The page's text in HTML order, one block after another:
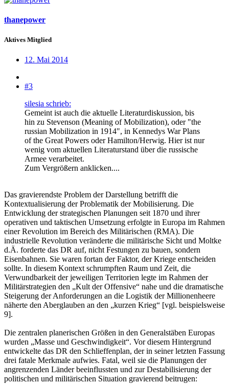
thanepower
Aktives Mitglied
12. Mai 2014
#3
silesia schrieb:
Gemeint ist auch die aktuelle Literaturdiskussion, bis
hin zu Stevenson (Meaning of Mobilization), oder "the
russian Mobilization in 1914", in Kennedys War Plans
of the Great Powers oder Hamilton/Herwig. Hier ist nur
wenig vom aktuellen Literaturstand über die russische
Armee verarbeitet.
Zum Vergrößern anklicken....
Das gravierendste Problem der Darstellung betrifft die
Kontextualisierung der Problematik der Mobilisierung. Die
Entwicklung der strategischen Planungen seit 1870 und ihrer
operativen und taktischen Umsetzung erfolgte in Europa im Rahmen
einer Revolution im Bereich des Militärischen (RMA). Die
industrielle Revolution veränderte die militärische Sicht und Moltke
d.Ä. forderte das DR auf, nicht Festungen zu bauen, sondern
Eisenbahnen. Sie waren fortan der Faktor, der Kriege entscheiden
sollte. In diesem Kontext schrumpften Raum und Zeit, die
Verwundbarkeit der jeweiligen Territorien legte im Rahmen der
Militärstrategien den „Kult der Offensive“ nahe und die dramatische
Steigerung der Anforderungen an die Logistik der Millionenheere
näherte den Aberglauben an den „kurzen Krieg“ [vgl. beispielsweise
9].
Die zentralen planerischen Größen in den Generalstäben Europas
wurden „Masse und Geschwindigkeit“. Vor diesem Hintergrund
entwickelte das DR den Schlieffenplan, der in seiner letzten Fassung
drei fatale Merkmale aufwies. Fatal, weil sie die Planungen der
angrenzenden Länder beeinflussten und zur Destabilisierung der
politischen und militärischen Situation gravierend beitrugen: